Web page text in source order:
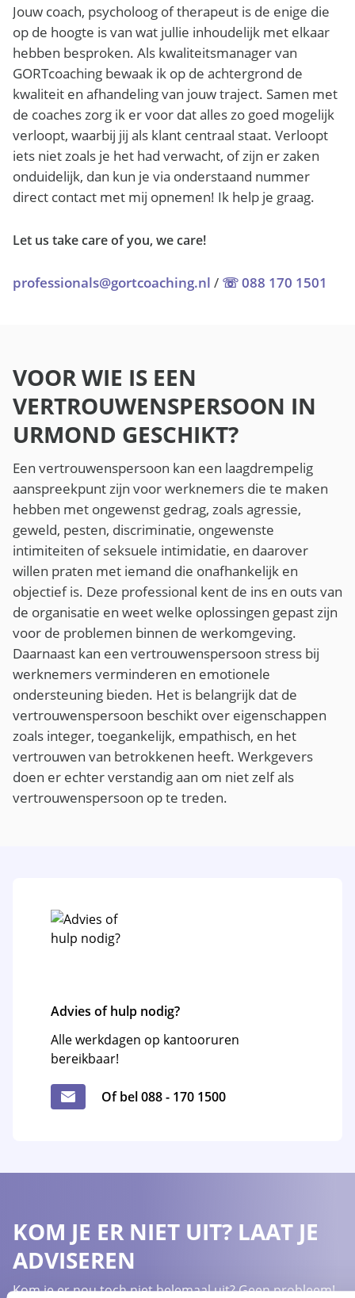
Jouw coach, psycholoog of therapeut is de enige die
op de hoogte is van wat jullie inhoudelijk met elkaar
hebben besproken. Als kwaliteitsmanager van
GORTcoaching bewaak ik op de achtergrond de
kwaliteit en afhandeling van jouw traject. Samen met
de coaches zorg ik er voor dat alles zo goed mogelijk
verloopt, waarbij jij als klant centraal staat. Verloopt
iets niet zoals je het had verwacht, of zijn er zaken
onduidelijk, dan kun je via onderstaand nummer
direct contact met mij opnemen! Ik help je graag.
Let us take care of you, we care!
professionals@gortcoaching.nl / ☏ 088 170 1501
VOOR WIE IS EEN
VERTROUWENSPERSOON IN
URMOND GESCHIKT?
Een vertrouwenspersoon kan een laagdrempelig
aanspreekpunt zijn voor werknemers die te maken
hebben met ongewenst gedrag, zoals agressie,
geweld, pesten, discriminatie, ongewenste
intimiteiten of seksuele intimidatie, en daarover
willen praten met iemand die onafhankelijk en
objectief is. Deze professional kent de ins en outs van
de organisatie en weet welke oplossingen gepast zijn
voor de problemen binnen de werkomgeving.
Daarnaast kan een vertrouwenspersoon stress bij
werknemers verminderen en emotionele
ondersteuning bieden. Het is belangrijk dat de
vertrouwenspersoon beschikt over eigenschappen
zoals integer, toegankelijk, empathisch, en het
vertrouwen van betrokkenen heeft. Werkgevers
doen er echter verstandig aan om niet zelf als
vertrouwenspersoon op te treden.
Advies of hulp nodig?
Alle werkdagen op kantooruren
bereikbaar!
Of bel 088 - 170 1500
KOM JE ER NIET UIT? LAAT JE
ADVISEREN
Kom je er nou toch niet helemaal uit? Geen probleem!